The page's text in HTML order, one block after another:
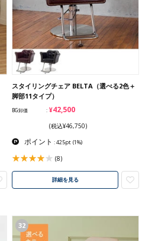
スタイリングチェア BELTA（選べる2色＋
脚部11タイプ）
BG卸価 ¥42,500
(税込¥46,750)
ポイント : 425pt (1%)
(8)
詳細を見る
32